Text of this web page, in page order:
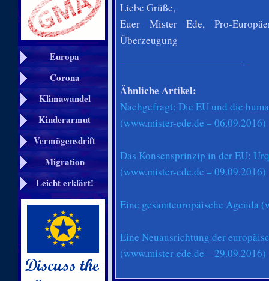
Europa
Corona
Klimawandel
Kinderarmut
Vermögensdrift
Migration
Leicht erklärt!
Liebe Grüße,
Euer Mister Ede, Pro-
Überzeugung
Ähnliche Artikel:
Nachgefragt: Die EU und die
(www.mister-ede.de – 06.09.2016)
Das Konsensprinzip in der EU:
(www.mister-ede.de – 09.09.2016)
Eine gesamteuropäische Agenda
Eine Neuausrichtung der
(www.mister-ede.de – 29.09.2016)